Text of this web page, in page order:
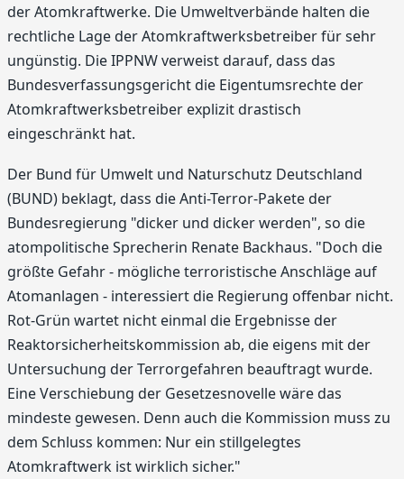
der Atomkraftwerke. Die Umweltverbände halten die
rechtliche Lage der Atomkraftwerksbetreiber für sehr
ungünstig. Die IPPNW verweist darauf, dass das
Bundesverfassungsgericht die Eigentumsrechte der
Atomkraftwerksbetreiber explizit drastisch
eingeschränkt hat.
Der Bund für Umwelt und Naturschutz Deutschland
(BUND) beklagt, dass die Anti-Terror-Pakete der
Bundesregierung "dicker und dicker werden", so die
atompolitische Sprecherin Renate Backhaus. "Doch die
größte Gefahr - mögliche terroristische Anschläge auf
Atomanlagen - interessiert die Regierung offenbar nicht.
Rot-Grün wartet nicht einmal die Ergebnisse der
Reaktorsicherheitskommission ab, die eigens mit der
Untersuchung der Terrorgefahren beauftragt wurde.
Eine Verschiebung der Gesetzesnovelle wäre das
mindeste gewesen. Denn auch die Kommission muss zu
dem Schluss kommen: Nur ein stillgelegtes
Atomkraftwerk ist wirklich sicher."